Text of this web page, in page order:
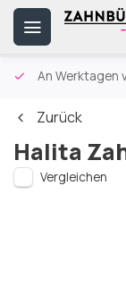
An Werktagen
Zurück
Halita
Vergleichen